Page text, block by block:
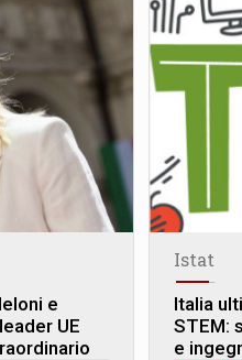
e
UE
Istat
Italia
STEM:
e